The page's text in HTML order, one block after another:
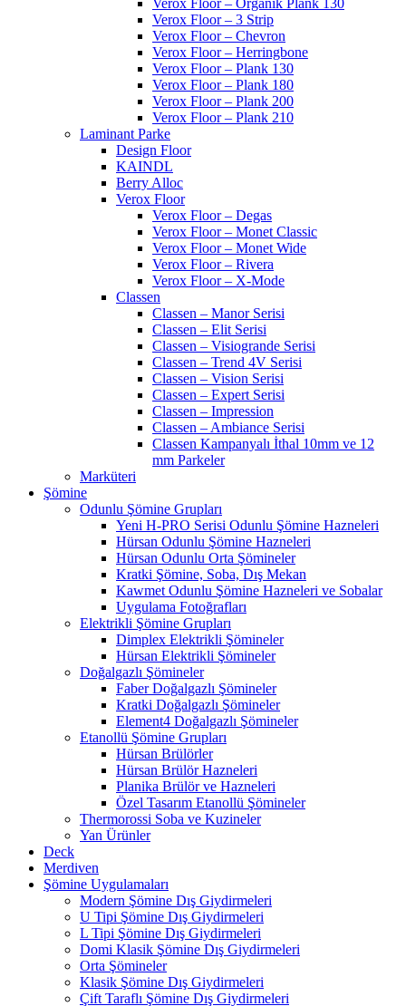
Verox Floor – Organik Plank 130
Verox Floor – 3 Strip
Verox Floor – Chevron
Verox Floor – Herringbone
Verox Floor – Plank 130
Verox Floor – Plank 180
Verox Floor – Plank 200
Verox Floor – Plank 210
Laminant Parke
Design Floor
KAINDL
Berry Alloc
Verox Floor
Verox Floor – Degas
Verox Floor – Monet Classic
Verox Floor – Monet Wide
Verox Floor – Rivera
Verox Floor – X-Mode
Classen
Classen – Manor Serisi
Classen – Elit Serisi
Classen – Visiogrande Serisi
Classen – Trend 4V Serisi
Classen – Vision Serisi
Classen – Expert Serisi
Classen – Impression
Classen – Ambiance Serisi
Classen Kampanyalı İthal 10mm ve 12
mm Parkeler
Marküteri
Şömine
Odunlu Şömine Grupları
Yeni H-PRO Serisi Odunlu Şömine Hazneleri
Hürsan Odunlu Şömine Hazneleri
Hürsan Odunlu Orta Şömineler
Kratki Şömine, Soba, Dış Mekan
Kawmet Odunlu Şömine Hazneleri ve Sobalar
Uygulama Fotoğrafları
Elektrikli Şömine Grupları
Dimplex Elektrikli Şömineler
Hürsan Elektrikli Şömineler
Doğalgazlı Şömineler
Faber Doğalgazlı Şömineler
Kratki Doğalgazlı Şömineler
Element4 Doğalgazlı Şömineler
Etanollü Şömine Grupları
Hürsan Brülörler
Hürsan Brülör Hazneleri
Planika Brülör ve Hazneleri
Özel Tasarım Etanollü Şömineler
Thermorossi Soba ve Kuzineler
Yan Ürünler
Deck
Merdiven
Şömine Uygulamaları
Modern Şömine Dış Giydirmeleri
U Tipi Şömine Dış Giydirmeleri
L Tipi Şömine Dış Giydirmeleri
Domi Klasik Şömine Dış Giydirmeleri
Orta Şömineler
Klasik Şömine Dış Giydirmeleri
Çift Taraflı Şömine Dış Giydirmeleri